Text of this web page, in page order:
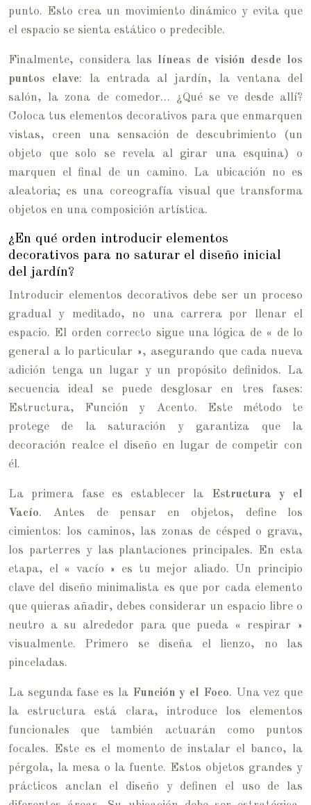
punto. Esto crea un movimiento dinámico y evita que
el espacio se sienta estático o predecible.
Finalmente, considera las líneas de visión desde los
puntos clave: la entrada al jardín, la ventana del
salón, la zona de comedor… ¿Qué se ve desde allí?
Coloca tus elementos decorativos para que enmarquen
vistas, creen una sensación de descubrimiento (un
objeto que solo se revela al girar una esquina) o
marquen el final de un camino. La ubicación no es
aleatoria; es una coreografía visual que transforma
objetos en una composición artística.
¿En qué orden introducir elementos
decorativos para no saturar el diseño inicial
del jardín?
Introducir elementos decorativos debe ser un proceso
gradual y meditado, no una carrera por llenar el
espacio. El orden correcto sigue una lógica de « de lo
general a lo particular », asegurando que cada nueva
adición tenga un lugar y un propósito definidos. La
secuencia ideal se puede desglosar en tres fases:
Estructura, Función y Acento. Este método te
protege de la saturación y garantiza que la
decoración realce el diseño en lugar de competir con
él.
La primera fase es establecer la Estructura y el
Vacío. Antes de pensar en objetos, define los
cimientos: los caminos, las zonas de césped o grava,
los parterres y las plantaciones principales. En esta
etapa, el « vacío » es tu mejor aliado. Un principio
clave del diseño minimalista es que por cada elemento
que quieras añadir, debes considerar un espacio libre o
neutro a su alrededor para que pueda « respirar »
visualmente. Primero se diseña el lienzo, no las
pinceladas.
La segunda fase es la Función y el Foco. Una vez que
la estructura está clara, introduce los elementos
funcionales que también actuarán como puntos
focales. Este es el momento de instalar el banco, la
pérgola, la mesa o la fuente. Estos objetos grandes y
prácticos anclan el diseño y definen el uso de las